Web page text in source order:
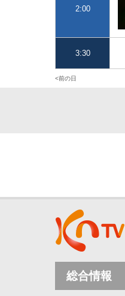
2:00
3:30
前の日
総合情報